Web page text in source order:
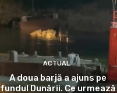
ACTUAL
A doua barjă a ajuns pe
fundul Dunării. Ce urmează